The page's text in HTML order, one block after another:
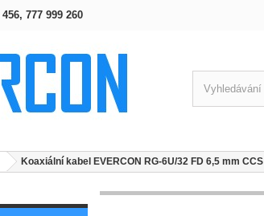
777 999 260
Koaxiální kabel EVERCON RG-6U/32 FD 6,5 mm CCS